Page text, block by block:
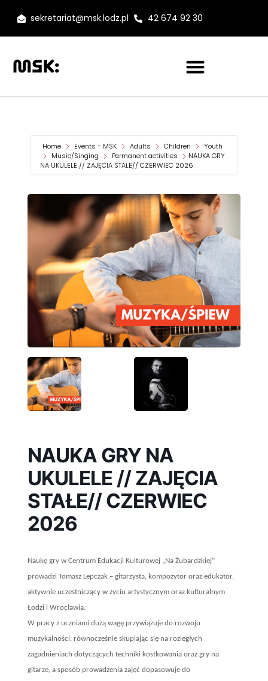
sekretariat@msk.lodz.pl 42 674 92 30
Home Events - MSK Adults Children
Youth
Music/Singing
Permanent activities
NAUKA GRY
NA UKULELE // ZAJĘCIA STAŁE// CZERWIEC 2026
NAUKA GRY NA
UKULELE // ZAJĘCIA
STAŁE// CZERWIEC
2026
Naukę gry w Centrum Edukacji Kulturowej „Na Żubardzkiej”
prowadzi Tomasz Lepczak – gitarzysta, kompozytor oraz edukator,
aktywnie uczestniczący w życiu artystycznym oraz kulturalnym
Łodzi i Wrocławia.
W pracy z uczniami dużą wagę przywiązuje do rozwoju
muzykalności, równocześnie skupiając się na rozległych
zagadnieniach dotyczących techniki kostkowania oraz gry na
gitarze, a sposób prowadzenia zajęć dopasowuje do